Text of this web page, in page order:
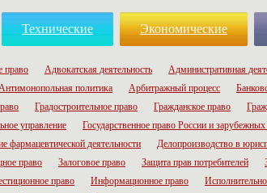
Технические Экономические
право Адвокатская деятельность
Административная
политика Арбитражный процесс
Градостроительное право Гражданское право
управление
Государственное право России и зарубежных
фармацевтической деятельности
Делопроизводство в
право Залоговое право Защита прав потребителей
право Информационное право